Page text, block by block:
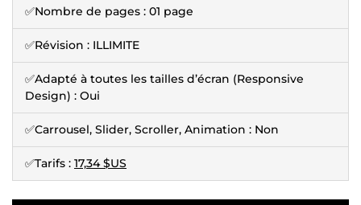
✅Nombre de pages : 01 page
✅Révision : ILLIMITE
✅Adapté à toutes les tailles d’écran (Responsive
Design) : Oui
✅Carrousel, Slider, Scroller, Animation : Non
✅Tarifs : 17,34 $US